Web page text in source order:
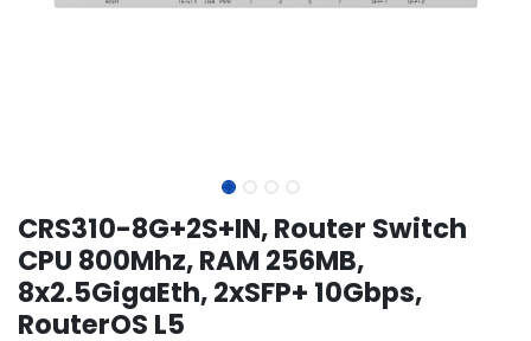
CRS310-8G+2S+IN, Router Switch
CPU 800Mhz, RAM 256MB,
8x2.5GigaEth, 2xSFP+ 10Gbps,
RouterOS L5